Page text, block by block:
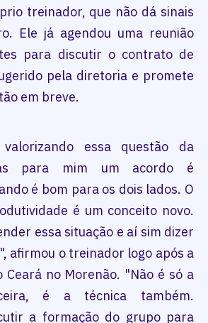
treinador, que não dá sinais
Ele já agendou uma reunião
para discutir o contrato de
pela diretoria e promete
em breve.
essa questão da
para mim um acordo é
é bom para os dois lados. O
é um conceito novo.
essa situação e aí sim dizer
afirmou o treinador logo após a
no Morenão. "Não é só a
é a técnica também.
a formação do grupo para